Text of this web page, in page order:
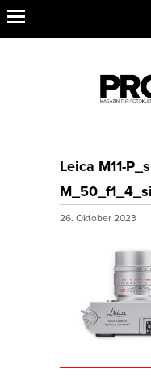
Leica M11-
26. Oktober 2023